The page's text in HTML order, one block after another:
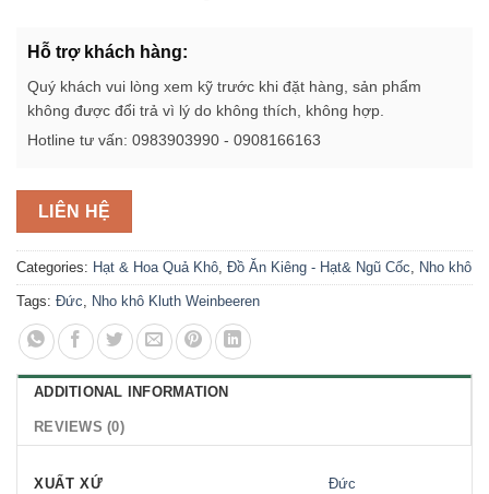
Hỗ trợ khách hàng:
Quý khách vui lòng xem kỹ trước khi đặt hàng, sản phẩm
không được đổi trả vì lý do không thích, không hợp.
Hotline tư vấn: 0983903990 - 0908166163
LIÊN HỆ
Categories: Hạt & Hoa Quả Khô Đồ Ăn Kiêng - Hạt& Ngũ Cốc Nho khô
Tags: Đức Nho khô Kluth Weinbeeren
ADDITIONAL INFORMATION
REVIEWS (0)
XUẤT XỨ Đức